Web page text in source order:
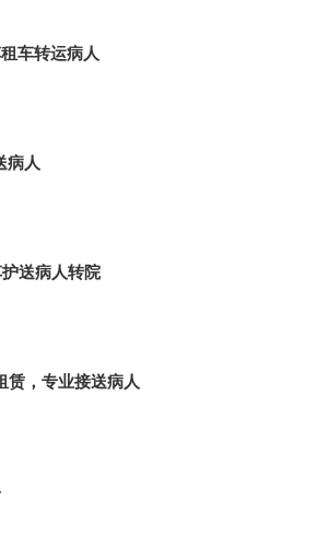
车转运病人
病人
送病人转院
赁，专业接送病人